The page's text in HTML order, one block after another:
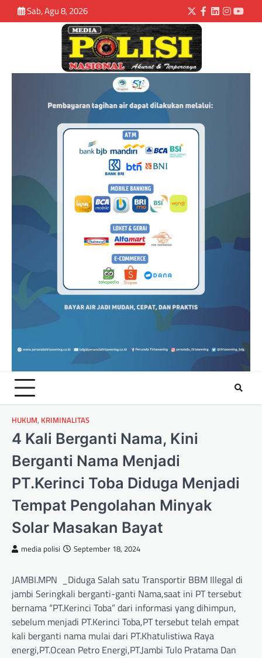
Sab, Agu 8, 2026
HUKUM, KRIMINALITAS
4 Kali Berganti Nama, Kini
Berganti Nama Menjadi
PT.Kerinci Toba Diduga Menjadi
Tempat Pengolahan Minyak
Solar Masakan Bayat
media polisi September 18, 2024
JAMBI.MPN _Diduga Salah satu Transportir BBM Illegal di
jambi Seringkali berganti-ganti Nama,saat ini PT tersebut
bernama “PT.Kerinci Toba” dari informasi yang dihimpun,
sebelum menjadi PT.Kerinci Toba,PT tersebut telah empat
kali berganti nama mulai dari PT.Khatulistiwa Raya
energi,PT.Ocean Petro Energi,PT.Jambi Tulo Pratama Dan